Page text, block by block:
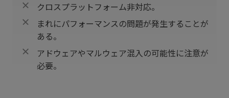
クロスプラットフォーム非対応。
まれにパフォーマンスの問題が発生することが
ある。
アドウェアやマルウェア混入の可能性に注意が
必要。